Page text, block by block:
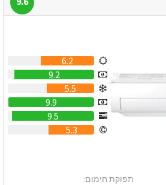
6.2
9.2
5.5
9.9
9.5
5.3
תפוקת חימום: